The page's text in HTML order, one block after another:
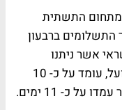
התשתית
התשלומים ברבעון
אשר ניתנו
בהסכמה לבין מספר ימי התשלום בפועל, עומד על כ- 10
על כ- 11 ימים.